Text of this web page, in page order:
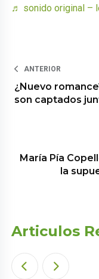
♬ sonido original –
ANTERIOR
¿Nuevo
son captados
María Pía
la
Articulos